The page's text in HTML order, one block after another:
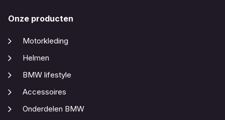
Onze producten
Motorkleding
Helmen
BMW lifestyle
Accessoires
Onderdelen BMW